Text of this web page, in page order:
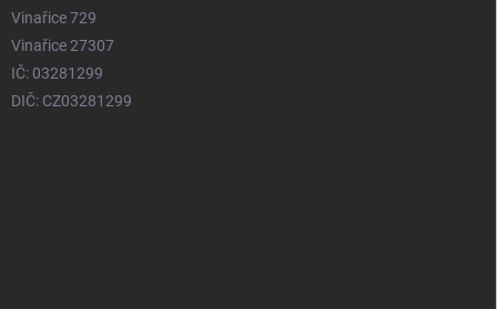
Vinařice 729
Vinařice 27307
IČ: 03281299
DIČ: CZ03281299